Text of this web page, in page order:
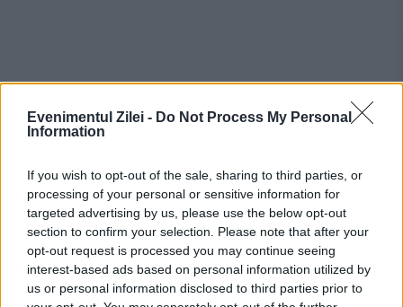
Evenimentul Zilei - Do Not Process My Personal
Information
If you wish to opt-out of the sale, sharing to third parties, or
processing of your personal or sensitive information for
targeted advertising by us, please use the below opt-out
section to confirm your selection. Please note that after your
opt-out request is processed you may continue seeing
interest-based ads based on personal information utilized by
us or personal information disclosed to third parties prior to
Feronierile de iarnă și etanșarea
caldă și reduc condensarea umidității acolo,
conformepa.gov .
Umidificatoarele nu sunt recomandate
pentru utilizare în clădiri fără bariere de